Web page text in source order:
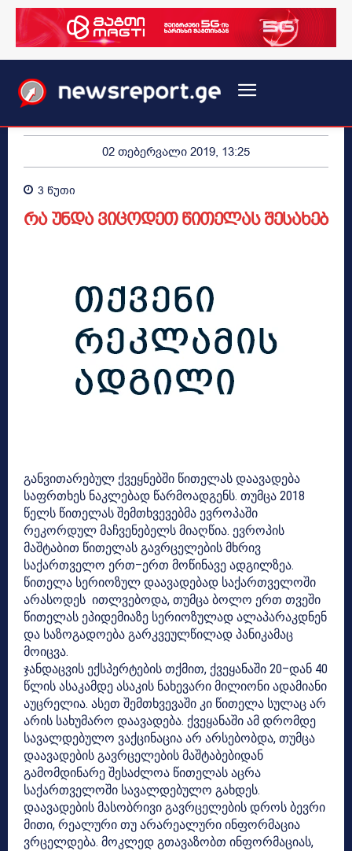
02 თებერვალი 2019, 13:25
3 წუთი
რა უნდა ვიცოდეთ წითელას შესახებ
განვითარებულ ქვეყნებში წითელას დაავადება
საფრთხეს ნაკლებად წარმოადგენს. თუმცა 2018
წელს წითელას შემთხვევებმა ევროპაში
რეკორდულ მაჩვენებელს მიაღწია. ევროპის
მაშტაბით წითელას გავრცელების მხრივ
საქართველო ერთ–ერთ მოწინავე ადგილზეა.
წითელა სერიოზულ დაავადებად საქართველოში
არასოდეს ითლვებოდა, თუმცა ბოლო ერთ თვეში
წითელას ეპიდემიაზე სერიოზულად ალაპარაკდნენ
და საზოგადოება გარკვეულწილად პანიკამაც
მოიცვა.
ჯანდაცვის ექსპერტების თქმით, ქვეყანაში 20–დან 40
წლის ასაკამდე ასაკის ნახევარი მილიონი ადამიანი
აუცრელია. ასეთ შემთხვევაში კი წითელა სულაც არ
არის სახუმარო დაავადება. ქვეყანაში ამ დრომდე
სავალდებულო ვაქცინაცია არ არსებობდა, თუმცა
დაავადების გავრცელების მაშტაბებიდან
გამომდინარე შესაძლოა წითელას აცრა
საქართველოში სავალდებულო გახდეს.
დაავადების მასობრივი გავრცელების დროს ბევრი
მითი, რეალური თუ არარეალური ინფორმაცია
ვრცელდება. მოკლედ გთავაზობთ ინფორმაციას,